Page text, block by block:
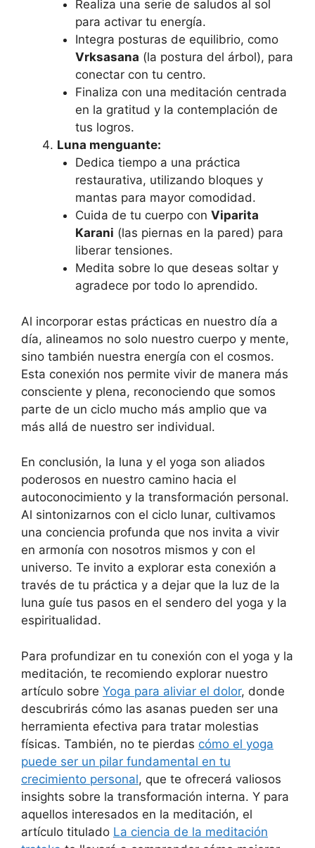
Realiza una serie de saludos al sol
para activar tu energía.
Integra posturas de equilibrio, como
Vrksasana (la postura del árbol), para
conectar con tu centro.
Finaliza con una meditación centrada
en la gratitud y la contemplación de
tus logros.
Luna menguante:
Dedica tiempo a una práctica
restaurativa, utilizando bloques y
mantas para mayor comodidad.
Cuida de tu cuerpo con Viparita
Karani (las piernas en la pared) para
liberar tensiones.
Medita sobre lo que deseas soltar y
agradece por todo lo aprendido.
Al incorporar estas prácticas en nuestro día a
día, alineamos no solo nuestro cuerpo y mente,
sino también nuestra energía con el cosmos.
Esta conexión nos permite vivir de manera más
consciente y plena, reconociendo que somos
parte de un ciclo mucho más amplio que va
más allá de nuestro ser individual.
En conclusión, la luna y el yoga son aliados
poderosos en nuestro camino hacia el
autoconocimiento y la transformación personal.
Al sintonizarnos con el ciclo lunar, cultivamos
una conciencia profunda que nos invita a vivir
en armonía con nosotros mismos y con el
universo. Te invito a explorar esta conexión a
través de tu práctica y a dejar que la luz de la
luna guíe tus pasos en el sendero del yoga y la
espiritualidad.
Para profundizar en tu conexión con el yoga y la
meditación, te recomiendo explorar nuestro
artículo sobre Yoga para aliviar el dolor, donde
descubrirás cómo las asanas pueden ser una
herramienta efectiva para tratar molestias
físicas. También, no te pierdas cómo el yoga
puede ser un pilar fundamental en tu
crecimiento personal, que te ofrecerá valiosos
insights sobre la transformación interna. Y para
aquellos interesados en la meditación, el
artículo titulado La ciencia de la meditación